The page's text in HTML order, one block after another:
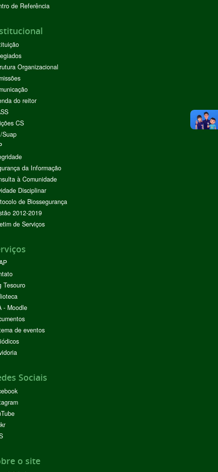
de Referência
Organizacional
do reitor
CS
Suap
da Informação
à Comunidade
Disciplinar
de Biossegurança
2012-2019
de Serviços
Tesouro
- Moodle
de eventos
Sociais
o site